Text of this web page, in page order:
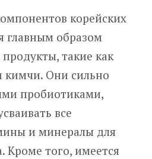
корейских
главным образом
такие как
кимчи. Они сильно
пробиотиками,
все
и минералы для
Кроме того, имеется